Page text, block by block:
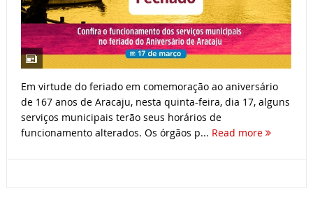
Em virtude do feriado em comemoração ao aniversário
de 167 anos de Aracaju, nesta quinta-feira, dia 17, alguns
serviços municipais terão seus horários de
funcionamento alterados. Os órgãos p... Read more